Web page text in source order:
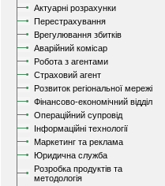
Актуарні розрахунки
Перестрахування
Врегулювання збитків
Аварійний комісар
Робота з агентами
Страховий агент
Розвиток регіональної мережі
Фінансово-економічний відділ
Операційний супровід
Інформаційні технології
Маркетинг та реклама
Юридична служба
Розробка продуктів та
методологія